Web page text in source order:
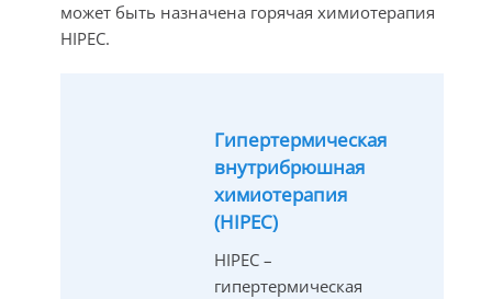
может быть назначена горячая химиотерапия
HIPEC.
Гипертермическая
внутрибрюшная
химиотерапия
(HIPEC)
HIPEC –
гипертермическая